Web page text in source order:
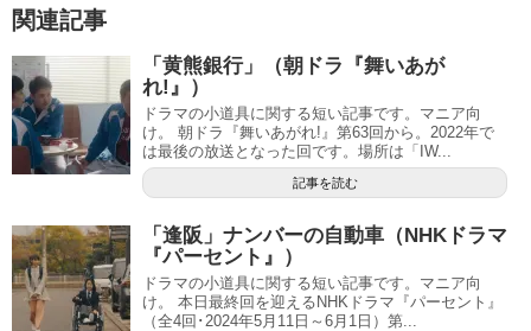
関連記事
「黄熊銀行」（朝ドラ『舞いあが
れ!』）
ドラマの小道具に関する短い記事です。マニア向
け。 朝ドラ『舞いあがれ!』第63回から。2022年で
は最後の放送となった回です。場所は「IW...
記事を読む
「逢阪」ナンバーの自動車（NHKドラマ
『パーセント』）
ドラマの小道具に関する短い記事です。マニア向
け。 本日最終回を迎えるNHKドラマ『パーセント』
（全4回･2024年5月11日～6月1日）第...